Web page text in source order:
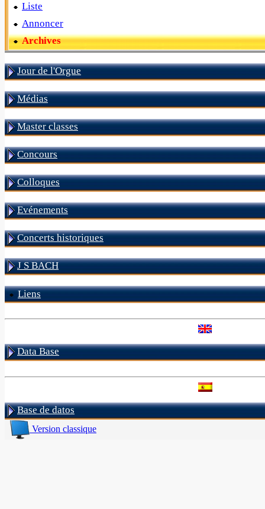
Liste
Annoncer
Archives
Jour de l'Orgue
Médias
Master classes
Concours
Colloques
Evénements
Concerts historiques
J S BACH
Liens
Data Base
Base de datos
Version classique